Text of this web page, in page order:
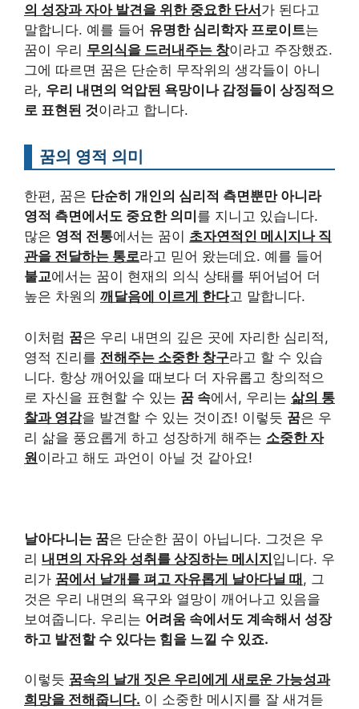
의 성장과 자아 발견을 위한 중요한 단서 가 된다고
말합니다. 예를 들어 유명한 심리학자 프로이트는
꿈이 우리 무의식을 드러내주는 창이라고 주장했죠.
그에 따르면 꿈은 단순히 무작위의 생각들이 아니
라, 우리 내면의 억압된 욕망이나 감정들이 상징적으
로 표현된 것이라고 합니다.
꿈의 영적 의미
한편, 꿈은 단순히 개인의 심리적 측면뿐만 아니라
영적 측면에서도 중요한 의미 를 지니고 있습니다.
많은 영적 전통에서는 꿈이 초자연적인 메시지나 직
관을 전달하는 통로라고 믿어 왔는데요. 예를 들어
불교에서는 꿈이 현재의 의식 상태를 뛰어넘어 더
높은 차원의 깨달음에 이르게 한다고 말합니다.
이처럼 꿈은 우리 내면의 깊은 곳에 자리한 심리적,
영적 진리를 전해주는 소중한 창구라고 할 수 있습
니다. 항상 깨어있을 때보다 더 자유롭고 창의적으
로 자신을 표현할 수 있는 꿈 속에서, 우리는 삶의 통
찰과 영감을 발견할 수 있는 것이죠! 이렇듯 꿈은 우
리 삶을 풍요롭게 하고 성장하게 해주는 소중한 자
원이라고 해도 과언이 아닐 것 같아요!
날아다니는 꿈은 단순한 꿈이 아닙니다. 그것은 우
리 내면의 자유와 성취를 상징하는 메시지입니다. 우
리가 꿈에서 날개를 펴고 자유롭게 날아다닐 때, 그
것은 우리 내면의 욕구와 열망이 깨어나고 있음을
보여줍니다. 우리는 어려움 속에서도 계속해서 성장
하고 발전할 수 있다는 힘을 느낄 수 있죠.
이렇듯 꿈속의 날개 짓은 우리에게 새로운 가능성과
희망을 전해줍니다. 이 소중한 메시지를 잘 새겨듣